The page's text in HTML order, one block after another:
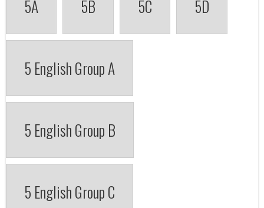
5A 5B 5C 5D
5 English Group A
5 English Group B
5 English Group C